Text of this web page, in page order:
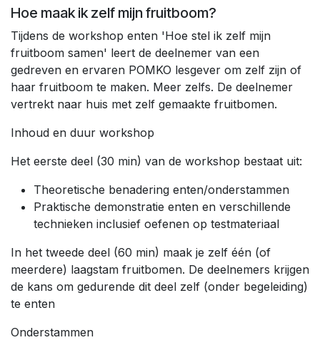
Hoe maak ik zelf mijn fruitboom?
Tijdens de workshop enten 'Hoe stel ik zelf mijn
fruitboom samen' leert de deelnemer van een
gedreven en ervaren POMKO lesgever om zelf zijn of
haar fruitboom te maken. Meer zelfs. De deelnemer
vertrekt naar huis met zelf gemaakte fruitbomen.
Inhoud en duur workshop
Het eerste deel (30 min) van de workshop bestaat uit:
Theoretische benadering enten/onderstammen
Praktische demonstratie enten en verschillende
technieken inclusief oefenen op testmateriaal
In het tweede deel (60 min) maak je zelf één (of
meerdere) laagstam fruitbomen. De deelnemers krijgen
de kans om gedurende dit deel zelf (onder begeleiding)
te enten
Onderstammen